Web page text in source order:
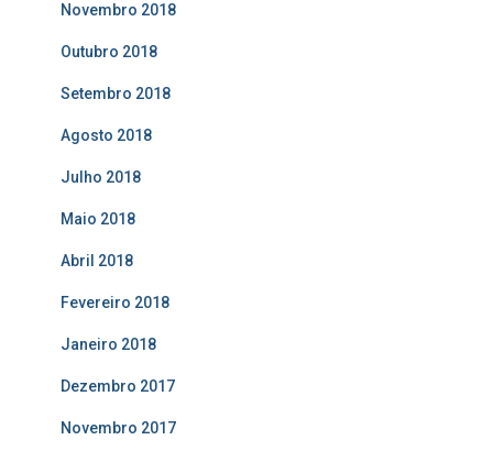
Novembro 2018
Outubro 2018
Setembro 2018
Agosto 2018
Julho 2018
Maio 2018
Abril 2018
Fevereiro 2018
Janeiro 2018
Dezembro 2017
Novembro 2017